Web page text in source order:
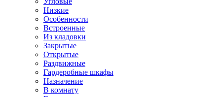
Низкие
Особенности
Встроенные
Из кладовки
Закрытые
Открытые
Раздвижные
Гардеробные шкафы
Назначение
В комнату